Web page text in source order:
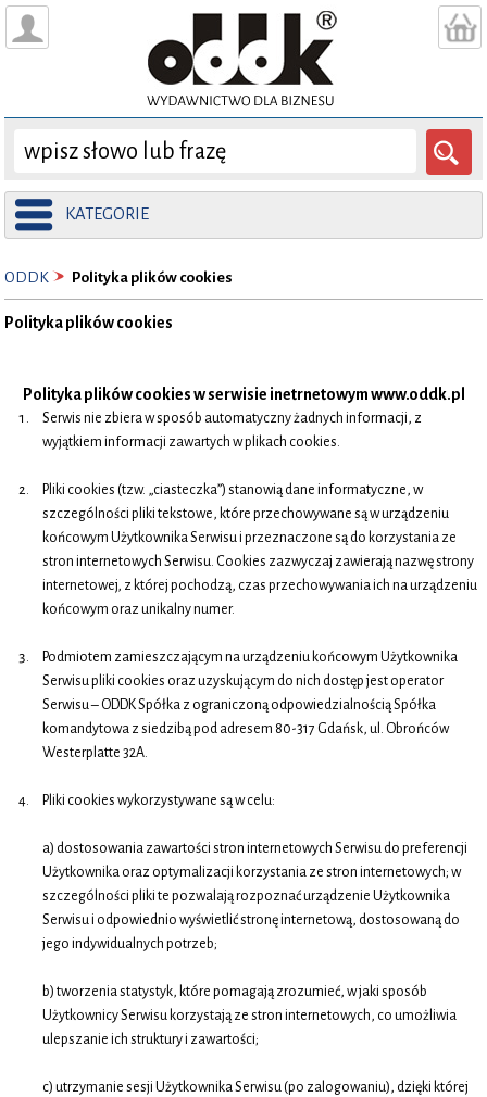
KATEGORIE
ODDK Polityka plików cookies
Polityka plików cookies
Polityka plików cookies w serwisie inetrnetowym www.oddk.pl
Serwis nie zbiera w sposób automatyczny żadnych informacji, z
wyjątkiem informacji zawartych w plikach cookies.
Pliki cookies (tzw. „ciasteczka”) stanowią dane informatyczne, w
szczególności pliki tekstowe, które przechowywane są w urządzeniu
końcowym Użytkownika Serwisu i przeznaczone są do korzystania ze
stron internetowych Serwisu. Cookies zazwyczaj zawierają nazwę strony
internetowej, z której pochodzą, czas przechowywania ich na urządzeniu
końcowym oraz unikalny numer.
Podmiotem zamieszczającym na urządzeniu końcowym Użytkownika
Serwisu pliki cookies oraz uzyskującym do nich dostęp jest operator
Serwisu – ODDK Spółka z ograniczoną odpowiedzialnością Spółka
komandytowa z siedzibą pod adresem 80-317 Gdańsk, ul. Obrońców
Westerplatte 32A.
Pliki cookies wykorzystywane są w celu:
a) dostosowania zawartości stron internetowych Serwisu do preferencji
Użytkownika oraz optymalizacji korzystania ze stron internetowych; w
szczególności pliki te pozwalają rozpoznać urządzenie Użytkownika
Serwisu i odpowiednio wyświetlić stronę internetową, dostosowaną do
jego indywidualnych potrzeb;
b) tworzenia statystyk, które pomagają zrozumieć, w jaki sposób
Użytkownicy Serwisu korzystają ze stron internetowych, co umożliwia
ulepszanie ich struktury i zawartości;
c) utrzymanie sesji Użytkownika Serwisu (po zalogowaniu), dzięki której